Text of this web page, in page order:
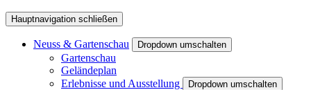
Hauptnavigation schließen
Neuss & Gartenschau Dropdown umschalten
Gartenschau
Geländeplan
Erlebnisse und Ausstellung
Dropdown umschalten